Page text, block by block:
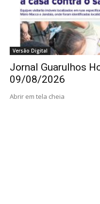
Versão Digital
Jornal Guarulhos
09/08/2026
Abrir em tela cheia